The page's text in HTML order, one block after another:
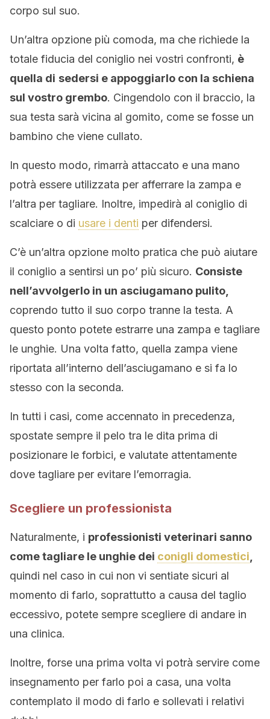
corpo sul suo.
Un’altra opzione più comoda, ma che richiede la
totale fiducia del coniglio nei vostri confronti, è
quella di sedersi e appoggiarlo con la schiena
sul vostro grembo. Cingendolo con il braccio, la
sua testa sarà vicina al gomito, come se fosse un
bambino che viene cullato.
In questo modo, rimarrà attaccato e una mano
potrà essere utilizzata per afferrare la zampa e
l’altra per tagliare. Inoltre, impedirà al coniglio di
scalciare o di usare i denti per difendersi.
C’è un’altra opzione molto pratica che può aiutare
il coniglio a sentirsi un po’ più sicuro. Consiste
nell’avvolgerlo in un asciugamano pulito,
coprendo tutto il suo corpo tranne la testa. A
questo ponto potete estrarre una zampa e tagliare
le unghie. Una volta fatto, quella zampa viene
riportata all’interno dell’asciugamano e si fa lo
stesso con la seconda.
In tutti i casi, come accennato in precedenza,
spostate sempre il pelo tra le dita prima di
posizionare le forbici, e valutate attentamente
dove tagliare per evitare l’emorragia.
Scegliere un professionista
Naturalmente, i professionisti veterinari sanno
come tagliare le unghie dei conigli domestici
quindi nel caso in cui non vi sentiate sicuri al
momento di farlo, soprattutto a causa del taglio
eccessivo, potete sempre scegliere di andare in
una clinica.
Inoltre, forse una prima volta vi potrà servire come
insegnamento per farlo poi a casa, una volta
contemplato il modo di farlo e sollevati i relativi